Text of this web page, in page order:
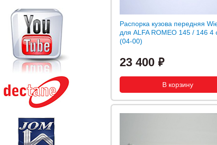
Распорка кузова передняя
для ALFA ROMEO 145 / 146 4
(04-00)
23 400